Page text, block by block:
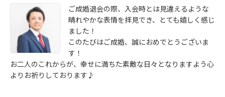
ご成婚退会の際、入会時とは見違えるような
晴れやかな表情を拝見でき、とても嬉しく感じ
ました！
このたびはご成婚、誠におめでとうございま
す！
お二人のこれからが、幸せに満ちた素敵な日々となりますよう心
よりお祈りしております♪